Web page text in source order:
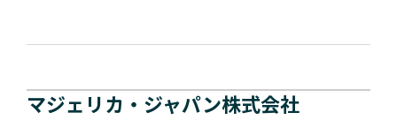
マジェリカ・ジャパン株式会社